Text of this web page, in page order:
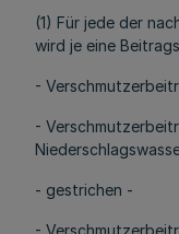
(1) Für jede der
wird je eine
-
-
- gestrichen -
-